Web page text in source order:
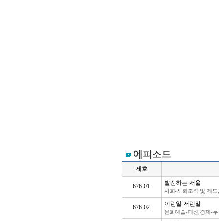
제호
676-01. 발전하는 서울
사회-사회조직 및 제
676-02. 이런일 저런일
문화예술-패션,경제-무